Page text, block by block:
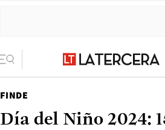
FINDE
Día del Niño 2024: